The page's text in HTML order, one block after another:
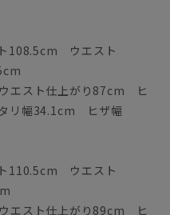
108.5cm ウエスト
エスト仕上がり87cm ヒ
リ幅34.1cm ヒザ幅
110.5cm ウエスト
エスト仕上がり89cm ヒ